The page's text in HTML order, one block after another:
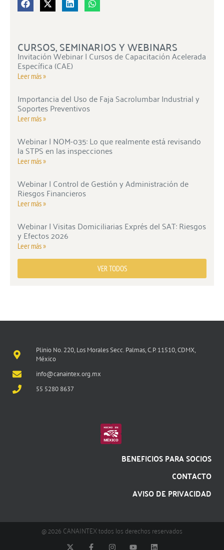
CURSOS, SEMINARIOS Y WEBINARS
Invitación Webinar | Cursos de Capacitación Acelerada
Específica (CAE)
Leer más »
Importancia del Uso de Faja Sacrolumbar Industrial y
Soportes Preventivos
Leer más »
Webinar | NOM-035: Lo que realmente está revisando
la STPS en las inspecciones
Leer más »
Webinar | Control de Gestión y Administración de
Riesgos Financieros
Leer más »
Webinar | Visitas Domiciliarias Exprés del SAT: Riesgos
y Efectos 2026
Leer más »
VER TODOS
Plinio No. 220, Los Morales Secc. Palmas, C.P. 11510, CDMX,
México
info@canaintex.org.mx
55 5280 8637
BENEFICIOS PARA SOCIOS
CONTACTO
AVISO DE PRIVACIDAD
@ 2026 CANAINTEX todos los derechos reservados